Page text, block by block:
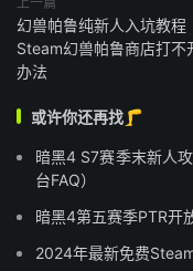
幻兽帕鲁纯新人入坑教程
Steam幻兽帕鲁商店打不
办法
或许你还再找🦵
暗黑4 S7赛季末新人
台FAQ）
暗黑4第五赛季PTR开
2024年最新免费